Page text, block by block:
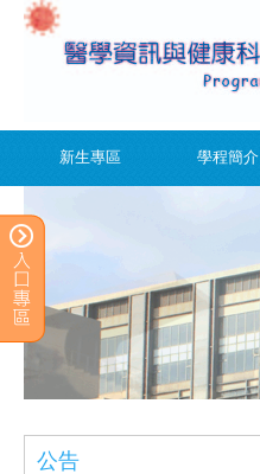
新生專區 學程簡介
公告